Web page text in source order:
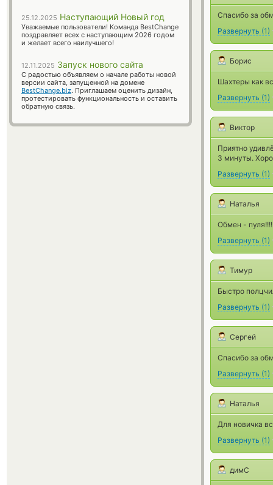
Спасибо за
Развернуть (1)
Борис
Шахтеры как
Развернуть (1)
Виктор
Приятно
3 минуты.
Развернуть (1)
Наталья
Обмен -
Развернуть (1)
Тимур
Быстро
Развернуть (1)
Сергей
Спасибо за
Развернуть (1)
Наталья
Для новичка
Развернуть (1)
димС
25.12.2025 Наступающий Новый год
Уважаемые пользователи! Команда BestChange
поздравляет всех с наступающим 2026 годом
и желает всего наилучшего!
12.11.2025 Запуск нового сайта
С радостью объявляем о начале работы новой
версии сайта, запущенной на домене
BestChange.biz. Приглашаем оценить дизайн,
протестировать функциональность и оставить
обратную связь.